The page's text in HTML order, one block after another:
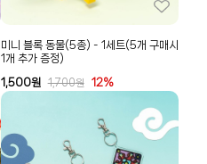
미니 블록 동물(5종) - 1세트(5개 구매시
1개 추가 증정)
1,500원 1,700원 12%